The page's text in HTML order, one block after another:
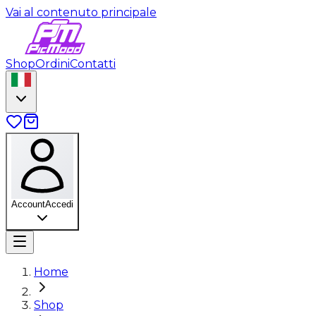
Vai al contenuto principale
ShopOrdiniContatti
AccountAccedi
Home
Shop